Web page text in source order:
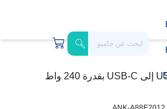
أنكر – كابل USB-C إلى USB-C بقدرة 240 واط